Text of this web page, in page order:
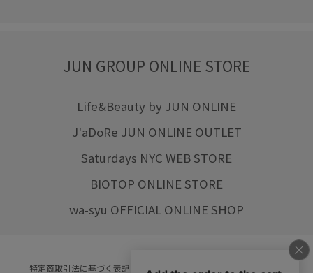
JUN GROUP ONLINE STORE
Life&Beauty by JUN ONLINE
J'aDoRe JUN ONLINE OUTLET
Saturdays NYC WEB STORE
BIOTOP ONLINE STORE
wa-syu OFFICIAL ONLINE SHOP
特定商取引法に基づく表記 プライバシーポリシー